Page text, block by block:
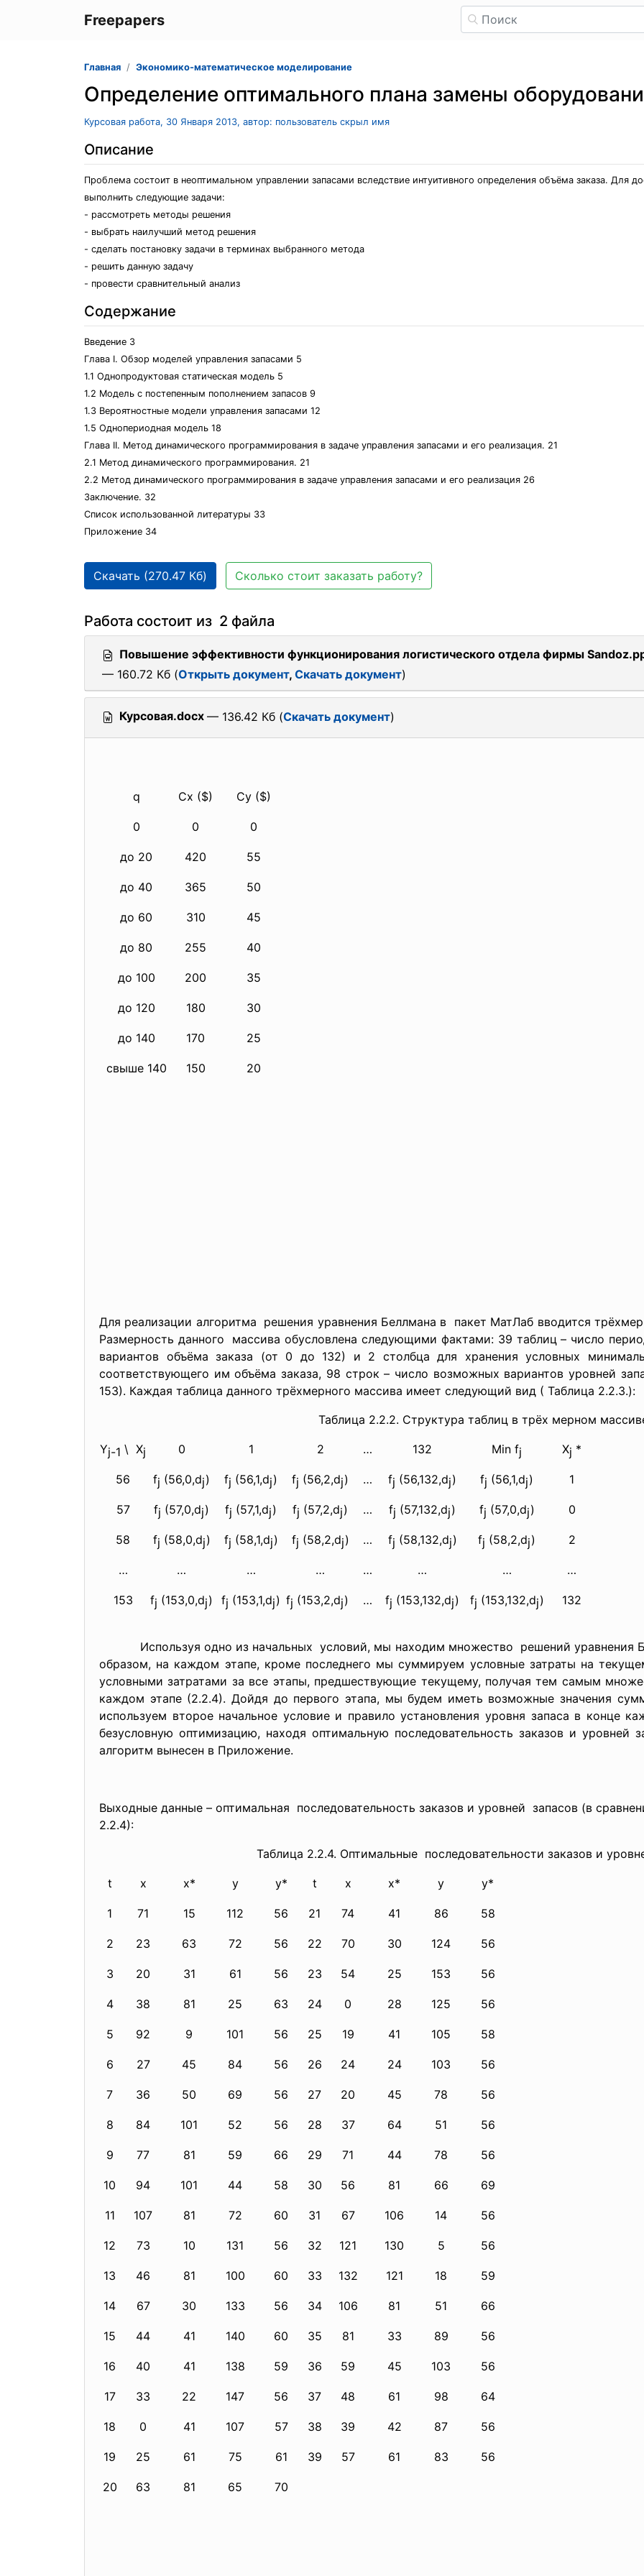
Freepapers
Главная Экономико-математическое моделирование
Определение оптимального плана замены
Курсовая работа, 30 Января 2013, автор: пользователь скрыл имя
Описание
Проблема состоит в неоптимальном управлении запасами вследствие интуитивного определения объёма заказа. Для
выполнить следующие задачи:
- рассмотреть методы решения
- выбрать наилучший метод решения
- сделать постановку задачи в терминах выбранного метода
- решить данную задачу
- провести сравнительный анализ
Содержание
Введение 3
Глава I. Обзор моделей управления запасами 5
1.1 Однопродуктовая статическая модель 5
1.2 Модель с постепенным пополнением запасов 9
1.3 Вероятностные модели управления запасами 12
1.5 Однопериодная модель 18
Глава II. Метод динамического программирования в задаче управления запасами и его реализация. 21
2.1 Метод динамического программирования. 21
2.2 Метод динамического программирования в задаче управления запасами и его реализация 26
Заключение. 32
Список использованной литературы 33
Приложение 34
Скачать (270.47 Кб) Сколько стоит заказать работу?
Работа состоит из 2 файла
Повышение эффективности функционирования логистического отдела фирмы
— 160.72 Кб (Открыть документ, Скачать документ)
Курсовая.docx — 136.42 Кб (Скачать документ)
q Cx ($) Cy ($)
0 0 0
до 20 420 55
до 40 365 50
до 60 310 45
до 80 255 40
до 100 200 35
до 120 180 30
до 140 170 25
свыше 140 150 20
Для реализации алгоритма решения уравнения Беллмана в пакет МатЛаб вводится
Размерность данного массива обусловлена следующими фактами: 39 таблиц – число
вариантов объёма заказа (от 0 до 132) и 2 столбца для хранения условных
соответствующего им объёма заказа, 98 строк – число возможных вариантов уровней
153). Каждая таблица данного трёхмерного массива имеет следующий вид ( Таблица 2.2.3.):
Таблица 2.2.2. Структура таблиц в трёх мерном
Yj-1 \ Xj 0 1 2 … 132 Min fj Xj *
56 fj (56,0,dj) fj (56,1,dj) fj (56,2,dj) … fj (56,132,dj) fj (56,1,dj) 1
57 fj (57,0,dj) fj (57,1,dj) fj (57,2,dj) … fj (57,132,dj) fj (57,0,dj) 0
58 fj (58,0,dj) fj (58,1,dj) fj (58,2,dj) … fj (58,132,dj) fj (58,2,dj) 2
… … … … … … … …
153 fj (153,0,dj) fj (153,1,dj) fj (153,2,dj) … fj (153,132,dj) fj (153,132,dj) 132
Используя одно из начальных условий, мы находим множество решений уравнения
образом, на каждом этапе, кроме последнего мы суммируем условные затраты на
условными затратами за все этапы, предшествующие текущему, получая тем самым
каждом этапе (2.2.4). Дойдя до первого этапа, мы будем иметь возможные значения
используем второе начальное условие и правило установления уровня запаса в конце
безусловную оптимизацию, находя оптимальную последовательность заказов и уровней
алгоритм вынесен в Приложение.
Выходные данные – оптимальная последовательность заказов и уровней запасов (в
2.2.4):
Таблица 2.2.4. Оптимальные последовательности заказов и
t x x* y y* t x x* y y*
1 71 15 112 56 21 74 41 86 58
2 23 63 72 56 22 70 30 124 56
3 20 31 61 56 23 54 25 153 56
4 38 81 25 63 24 0 28 125 56
5 92 9 101 56 25 19 41 105 58
6 27 45 84 56 26 24 24 103 56
7 36 50 69 56 27 20 45 78 56
8 84 101 52 56 28 37 64 51 56
9 77 81 59 66 29 71 44 78 56
10 94 101 44 58 30 56 81 66 69
11 107 81 72 60 31 67 106 14 56
12 73 10 131 56 32 121 130 5 56
13 46 81 100 60 33 132 121 18 59
14 67 30 133 56 34 106 81 51 66
15 44 41 140 60 35 81 33 89 56
16 40 41 138 59 36 59 45 103 56
17 33 22 147 56 37 48 61 98 64
18 0 41 107 57 38 39 42 87 56
19 25 61 75 61 39 57 61 83 56
20 63 81 65 70